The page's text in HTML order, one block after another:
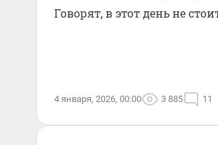
Говорят, в этот день не
4 января, 2026, 00:00 3 885 11